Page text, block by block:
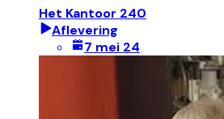
Het Kantoor 240
Aflevering
7 mei 24